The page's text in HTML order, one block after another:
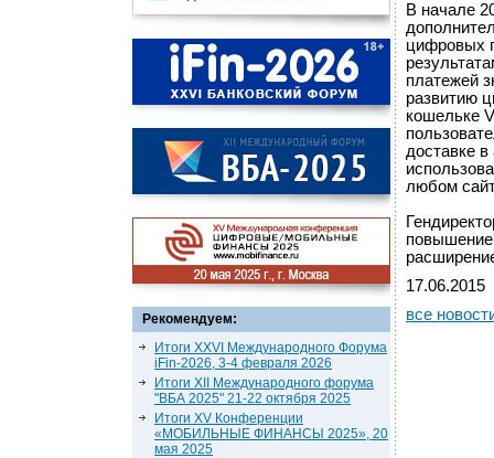
Рекомендуем:
Итоги XXVI Международного Форума
iFin-2026, 3-4 февраля 2026
Итоги XII Международного форума
"ВБА 2025" 21-22 октября 2025
Итоги XV Конференции
«МОБИЛЬНЫЕ ФИНАНСЫ 2025», 20
мая 2025
В начале
цифровых
платежей
развитию
кошельке
доставке
любом
17.06.2015
все